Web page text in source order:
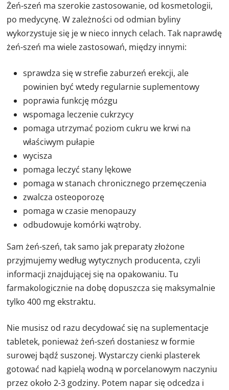
Żeń-szeń ma szerokie zastosowanie, od kosmetologii,
po medycynę. W zależności od odmian byliny
wykorzystuje się je w nieco innych celach. Tak naprawdę
żeń-szeń ma wiele zastosowań, między innymi:
sprawdza się w strefie zaburzeń erekcji, ale
powinien być wtedy regularnie suplementowy
poprawia funkcję mózgu
wspomaga leczenie cukrzycy
pomaga utrzymać poziom cukru we krwi na
właściwym pułapie
wycisza
pomaga leczyć stany lękowe
pomaga w stanach chronicznego przemęczenia
zwalcza osteoporozę
pomaga w czasie menopauzy
odbudowuje komórki wątroby.
Sam żeń-szeń, tak samo jak preparaty złożone
przyjmujemy według wytycznych producenta, czyli
informacji znajdującej się na opakowaniu. Tu
farmakologicznie na dobę dopuszcza się maksymalnie
tylko 400 mg ekstraktu.
Nie musisz od razu decydować się na suplementacje
tabletek, ponieważ żeń-szeń dostaniesz w formie
surowej bądź suszonej. Wystarczy cienki plasterek
gotować nad kąpielą wodną w porcelanowym naczyniu
przez około 2-3 godziny. Potem napar się odcedza i